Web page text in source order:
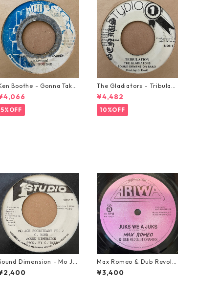
Boothe - Gonna Take
Miracle【7-21362】
5%OFF
The Gladiators - Tribulati
on【7-21365】
¥4,482
10%OFF
Dimension - Mo Jo
Rock Steady【7-21087】
Max Romeo & Dub Revolu
tionaries - Juks We A Juk
s【10-90000】
¥3,400